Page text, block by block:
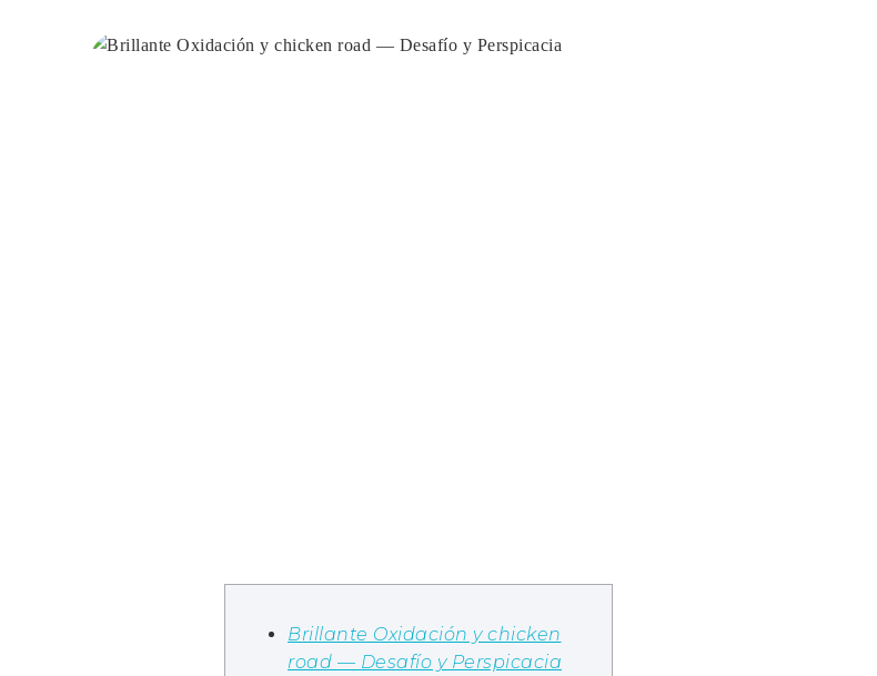
Brillante Oxidación y chicken
road — Desafío y Perspicacia